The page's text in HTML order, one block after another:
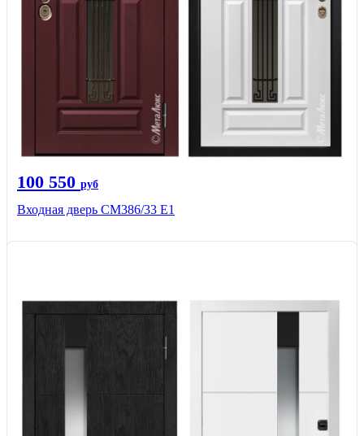
100 550 руб
Входная дверь СМ386/33 Е1